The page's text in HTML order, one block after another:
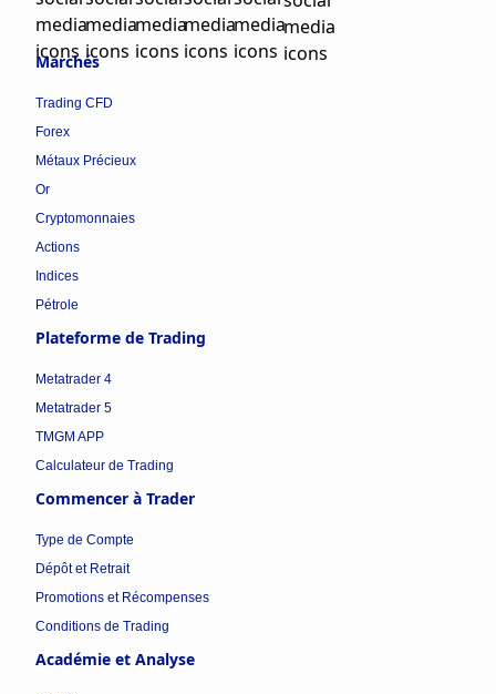
Marchés
Trading CFD
Forex
Métaux Précieux
Or
Cryptomonnaies
Actions
Indices
Pétrole
Plateforme de Trading
Metatrader 4
Metatrader 5
TMGM APP
Calculateur de Trading
Commencer à Trader
Type de Compte
Dépôt et Retrait
Promotions et Récompenses
Conditions de Trading
Académie et Analyse